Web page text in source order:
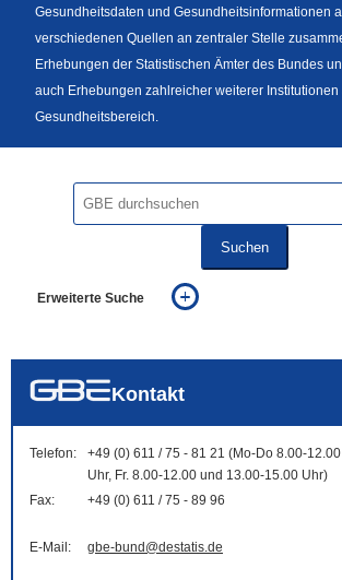
Gesundheitsdaten und Gesundheitsinformationen
verschiedenen Quellen an zentraler Stelle
Erhebungen der Statistischen Ämter des Bundes
auch Erhebungen zahlreicher weiterer Institutionen
Gesundheitsbereich.
Suchen
Erweiterte Suche
auch in allen Texten suchen (Volltextsuche)
Kontakt
Telefon:
+49 (0) 611 / 75 - 81 21 (Mo-Do 8.00-
Uhr, Fr. 8.00-12.00 und 13.00-15.00 Uhr)
Fax:
+49 (0) 611 / 75 - 89 96
E-Mail: gbe-bund@destatis.de